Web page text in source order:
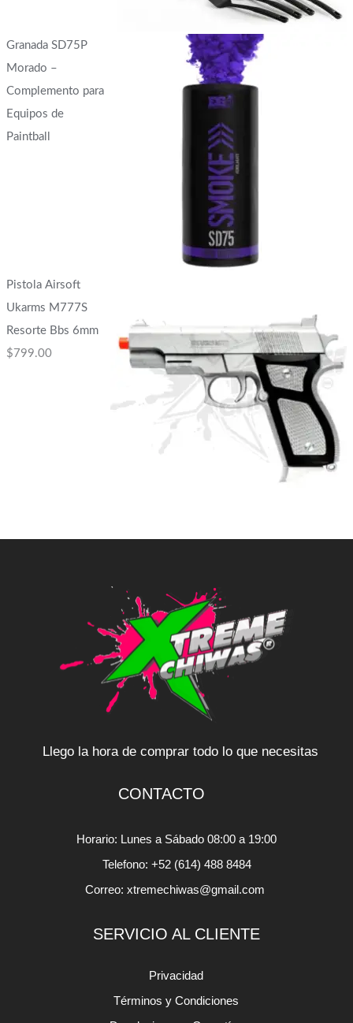
Granada SD75P
Morado –
Complemento para
Equipos de
Paintball
Pistola Airsoft
Ukarms M777S
Resorte Bbs 6mm
$ 799.00
Llego la hora de comprar todo lo que necesitas
CONTACTO
Horario: Lunes a Sábado 08:00 a 19:00
Telefono: +52 (614) 488 8484
Correo: xtremechiwas@gmail.com
SERVICIO AL CLIENTE
Privacidad
Términos y Condiciones